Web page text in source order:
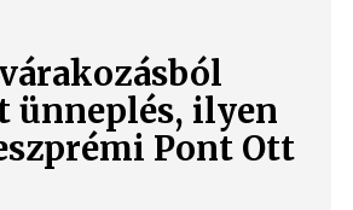
ünneplés, ilyen
Pont Ott